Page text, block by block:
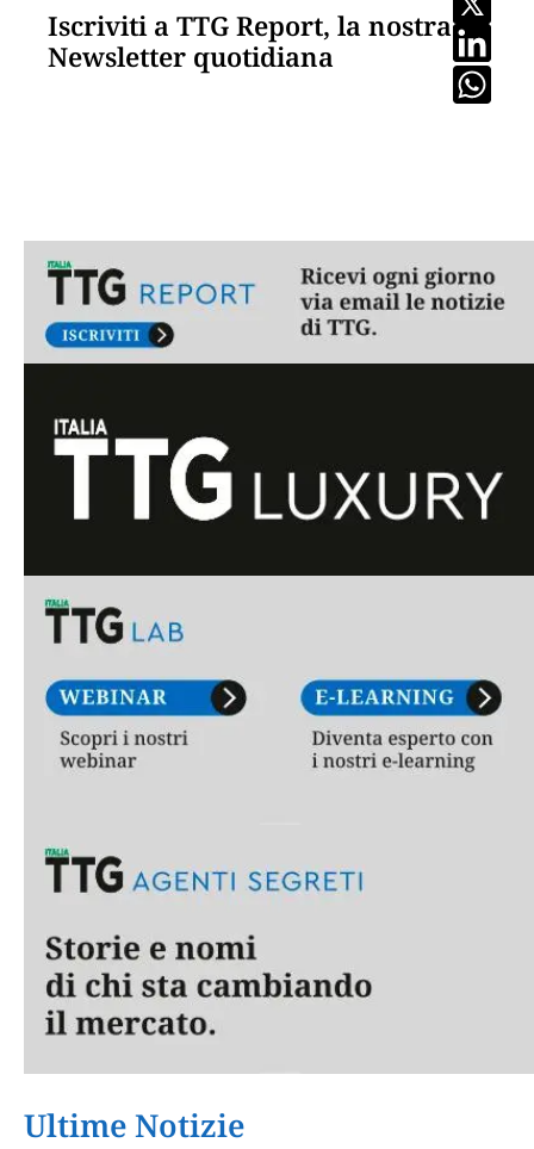
Iscriviti a TTG Report, la nostra
Newsletter quotidiana
Ultime Notizie